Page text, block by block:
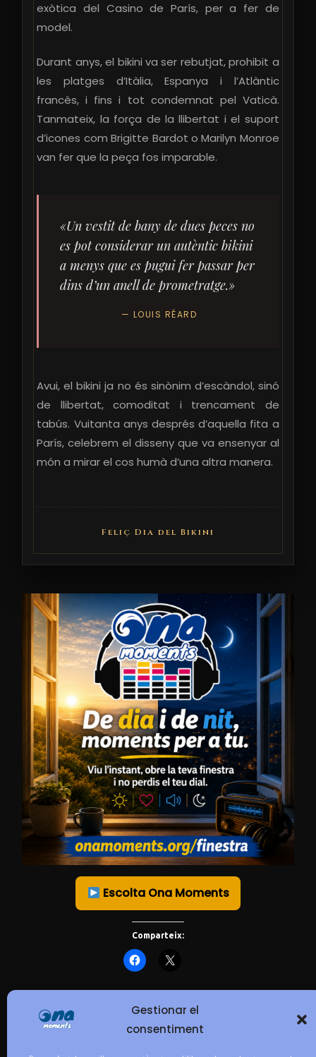
Gestionar el
consentiment
exòtica del Casino de París, per a fer de
model.
Durant anys, el bikini va ser rebutjat, prohibit a
les platges d’Itàlia, Espanya i l’Atlàntic
francès, i fins i tot condemnat pel Vaticà.
Tanmateix, la força de la llibertat i el suport
d’icones com Brigitte Bardot o Marilyn Monroe
van fer que la peça fos imparable.
«Un vestit de bany de dues peces no
es pot considerar un autèntic bikini
a menys que es pugui fer passar per
dins d’un anell de prometratge.»
— LOUIS RÉARD
Avui, el bikini ja no és sinònim d’escàndol, sinó
de llibertat, comoditat i trencament de
tabús. Vuitanta anys després d’aquella fita a
París, celebrem el disseny que va ensenyar al
món a mirar el cos humà d’una altra manera.
Feliç Dia del Bikini
Escolta Ona Moments
Comparteix:
Dia Internacional